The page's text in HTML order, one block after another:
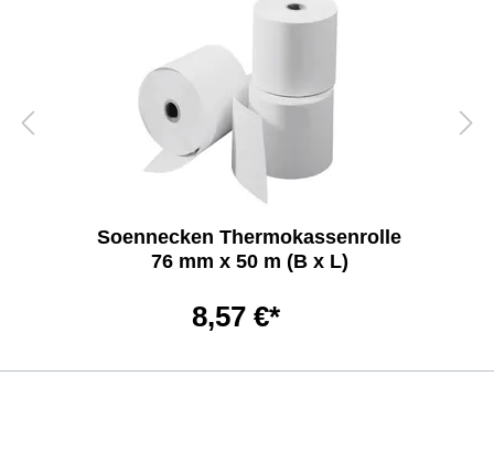
Soennecken Thermokassenrolle
76 mm x 50 m (B x L)
8,57 €*